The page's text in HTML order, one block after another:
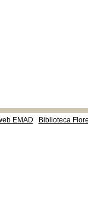
EMAD Biblioteca